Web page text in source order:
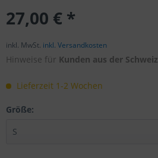
27,00 € *
inkl. MwSt. inkl. Versandkosten
Hinweise für Kunden aus der Schweiz
Lieferzeit 1-2 Wochen
Größe: